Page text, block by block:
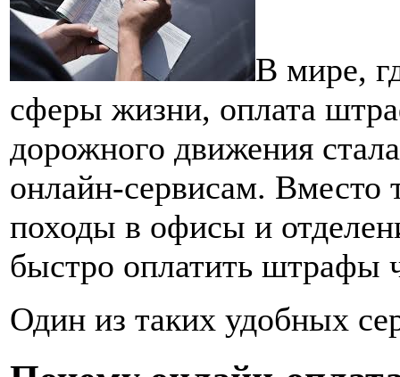
В мире,
сферы жизни, оплата
дорожного движения
онлайн-сервисам. Вместо
походы в офисы и
быстро оплатить штрафы
Один из таких удобных